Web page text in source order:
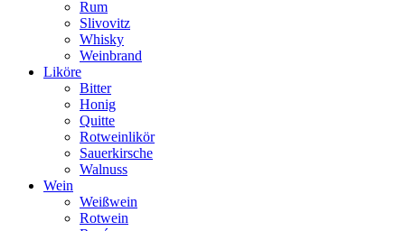
Rum
Slivovitz
Whisky
Weinbrand
Liköre
Bitter
Honig
Quitte
Rotweinlikör
Sauerkirsche
Walnuss
Wein
Weißwein
Rotwein